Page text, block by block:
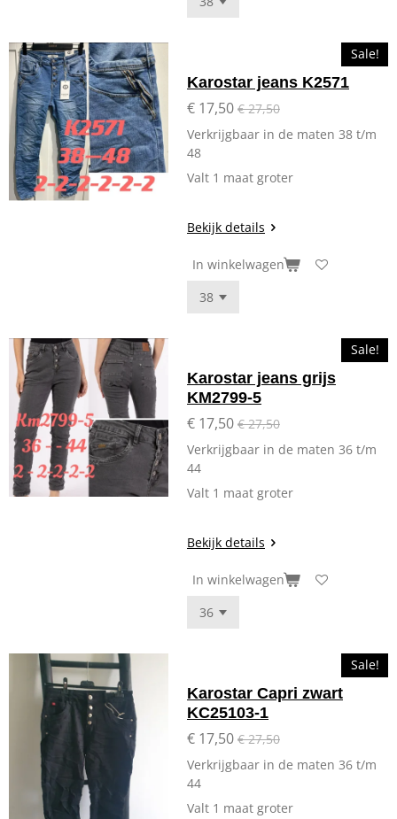
Sale!
Karostar jeans K2571
€ 17,50 € 27,50
Verkrijgbaar in de maten 38 t/m
48
Valt 1 maat groter
Bekijk details
In winkelwagen
Sale!
Karostar jeans grijs
KM2799-5
€ 17,50 € 27,50
Verkrijgbaar in de maten 36 t/m
44
Valt 1 maat groter
Bekijk details
In winkelwagen
Sale!
Karostar Capri zwart
KC25103-1
€ 17,50 € 27,50
Verkrijgbaar in de maten 36 t/m
44
Valt 1 maat groter